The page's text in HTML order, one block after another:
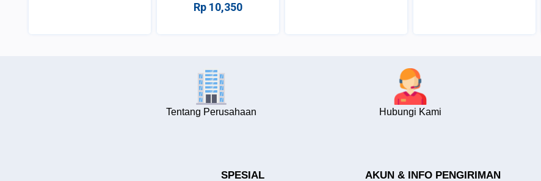
Rp 10,350
Tentang Perusahaan Hubungi Kami
SPESIAL AKUN & INFO PENGIRIMAN